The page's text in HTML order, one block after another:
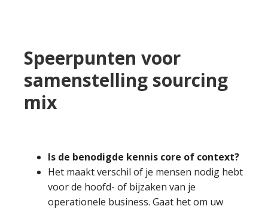
Speerpunten voor
samenstelling sourcing
mix
Is de benodigde kennis core of context?
Het maakt verschil of je mensen nodig hebt
voor de hoofd- of bijzaken van je
operationele business. Gaat het om uw